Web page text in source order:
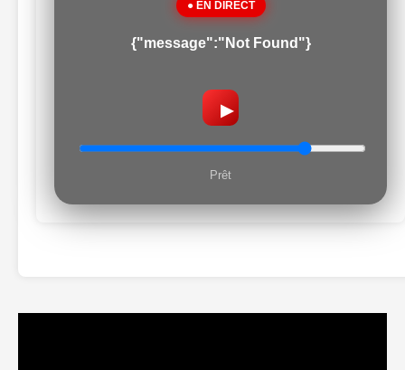
● EN DIRECT
{"message":"Not Found"}
▶
Prêt